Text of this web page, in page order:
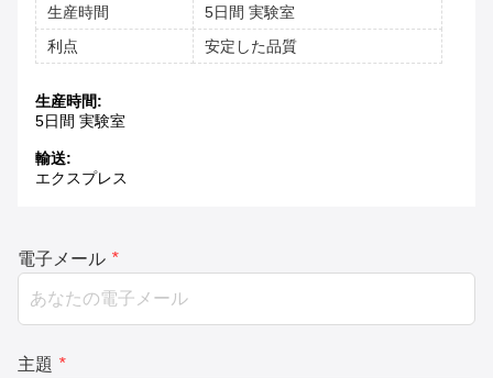
生産時間
5日間 実験室
利点
安定した品質
生産時間:
5日間 実験室
輸送:
エクスプレス
電子メール *
主題 *